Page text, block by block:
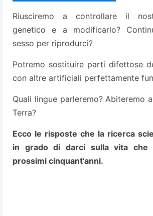
Riusciremo a controllare il
genetico e a modificarlo?
sesso per riprodurci?
Potremo sostituire parti difettose
con altre artificiali perfettamente
Quali lingue parleremo? Abiteremo
Terra?
Ecco le risposte che la ricerca
in grado di darci sulla vita che
prossimi cinquant’anni.